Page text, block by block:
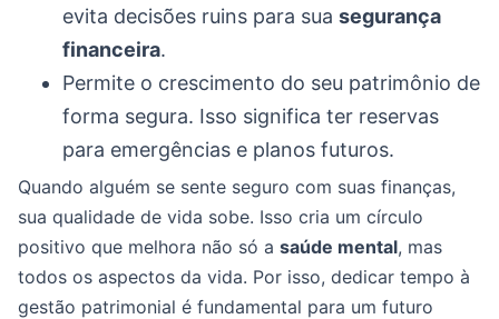
evita decisões ruins para sua segurança
financeira.
Permite o crescimento do seu patrimônio de
forma segura. Isso significa ter reservas
para emergências e planos futuros.
Quando alguém se sente seguro com suas finanças,
sua qualidade de vida sobe. Isso cria um círculo
positivo que melhora não só a saúde mental, mas
todos os aspectos da vida. Por isso, dedicar tempo à
gestão patrimonial é fundamental para um futuro